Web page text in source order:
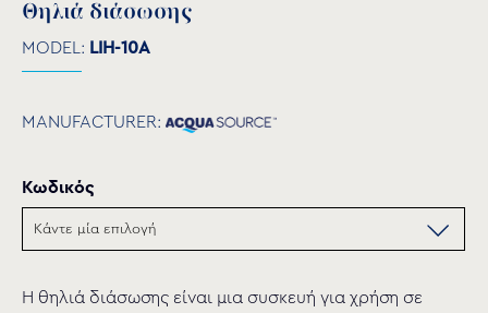
Θηλιά διάσωσης
MODEL: LIH-10A
MANUFACTURER:
Κωδικός
Η θηλιά διάσωσης είναι μια συσκευή για χρήση σε